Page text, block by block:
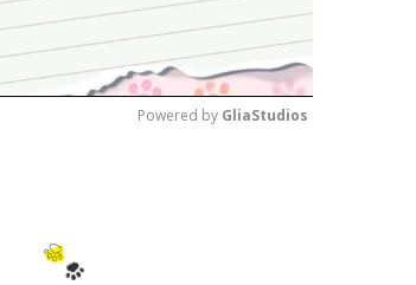
Powered by GliaStudios